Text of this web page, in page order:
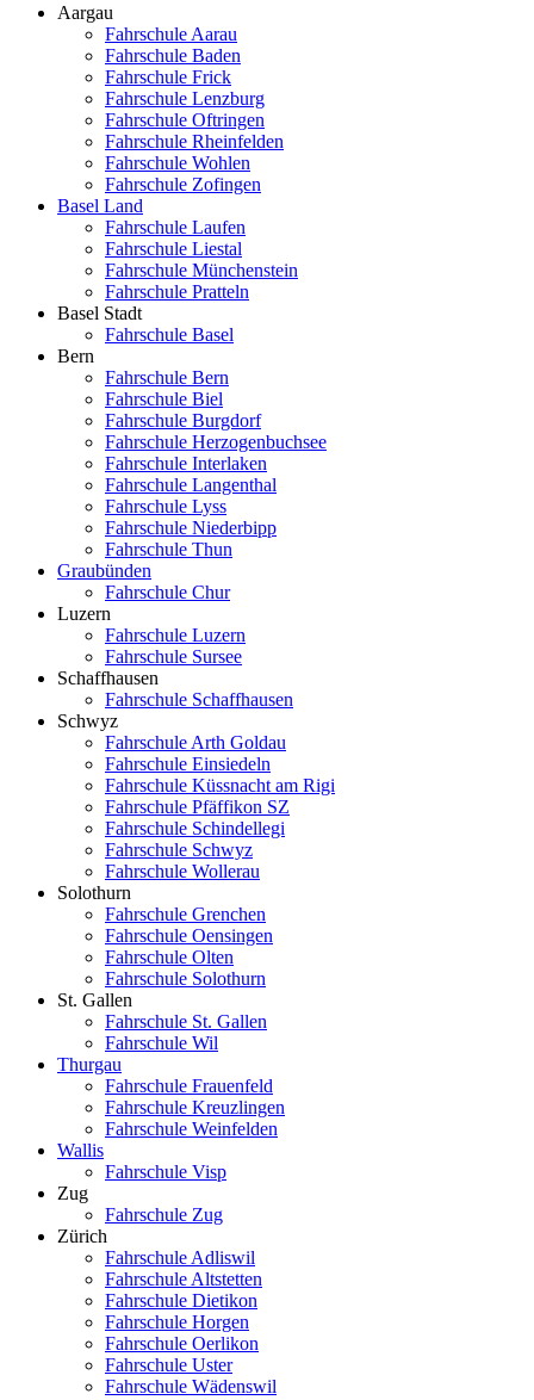
Aargau
Fahrschule Aarau
Fahrschule Baden
Fahrschule Frick
Fahrschule Lenzburg
Fahrschule Oftringen
Fahrschule Rheinfelden
Fahrschule Wohlen
Fahrschule Zofingen
Basel Land
Fahrschule Laufen
Fahrschule Liestal
Fahrschule Münchenstein
Fahrschule Pratteln
Basel Stadt
Fahrschule Basel
Bern
Fahrschule Bern
Fahrschule Biel
Fahrschule Burgdorf
Fahrschule Herzogenbuchsee
Fahrschule Interlaken
Fahrschule Langenthal
Fahrschule Lyss
Fahrschule Niederbipp
Fahrschule Thun
Graubünden
Fahrschule Chur
Luzern
Fahrschule Luzern
Fahrschule Sursee
Schaffhausen
Fahrschule Schaffhausen
Schwyz
Fahrschule Arth Goldau
Fahrschule Einsiedeln
Fahrschule Küssnacht am Rigi
Fahrschule Pfäffikon SZ
Fahrschule Schindellegi
Fahrschule Schwyz
Fahrschule Wollerau
Solothurn
Fahrschule Grenchen
Fahrschule Oensingen
Fahrschule Olten
Fahrschule Solothurn
St. Gallen
Fahrschule St. Gallen
Fahrschule Wil
Thurgau
Fahrschule Frauenfeld
Fahrschule Kreuzlingen
Fahrschule Weinfelden
Wallis
Fahrschule Visp
Zug
Fahrschule Zug
Zürich
Fahrschule Adliswil
Fahrschule Altstetten
Fahrschule Dietikon
Fahrschule Horgen
Fahrschule Oerlikon
Fahrschule Uster
Fahrschule Wädenswil